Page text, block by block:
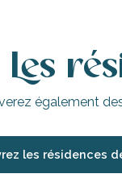
- Maison bleue
Bleue
- Studio
La Couardaise
Les
également
les résidences